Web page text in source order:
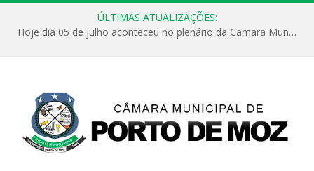
ÚLTIMAS ATUALIZAÇÕES:
Hoje dia 05 de julho aconteceu no plenário da Camara Municipal de Porto de Moz a Sessão Solene de Abertura dos Trabalhos Legislativos 2º Período da 23ª Legislatura